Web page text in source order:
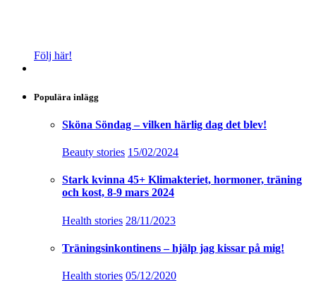
Följ här!
Populära inlägg
Sköna Söndag – vilken härlig dag det blev!
Beauty stories 15/02/2024
Stark kvinna 45+ Klimakteriet, hormoner, träning
och kost, 8-9 mars 2024
Health stories 28/11/2023
Träningsinkontinens – hjälp jag kissar på mig!
Health stories 05/12/2020